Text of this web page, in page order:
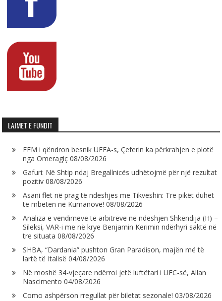
LAJMET E FUNDIT
FFM i qëndron besnik UEFA-s, Çeferin ka përkrahjen e plotë
nga Omeragiç 08/08/2026
Gafuri: Në Shtip ndaj Bregallnicës udhëtojmë për një rezultat
pozitiv 08/08/2026
Asani flet në prag të ndeshjes me Tikveshin: Tre pikët duhet
të mbeten në Kumanovë! 08/08/2026
Analiza e vendimeve të arbitrëve në ndeshjen Shkëndija (H) –
Sileksi, VAR-i me në krye Benjamin Kerimin ndërhyri saktë në
tre situata 08/08/2026
SHBA, “Dardania” pushton Gran Paradison, majën më të
lartë të Italisë 04/08/2026
Në moshë 34-vjeçare ndërroi jetë luftëtari i UFC-së, Allan
Nascimento 04/08/2026
Como ashpërson rregullat për biletat sezonale! 03/08/2026